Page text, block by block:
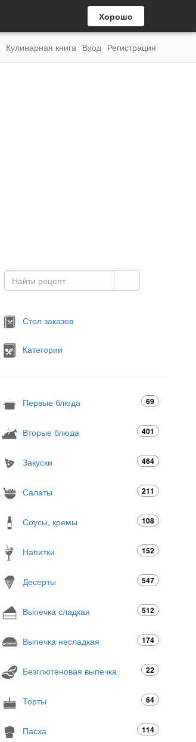
Хорошо
Кулинарная книга Вход Регистрация
Стол заказов
Категории
Первые блюда 69
Вторые блюда 401
Закуски 464
Салаты 211
Соусы, кремы 108
Напитки 152
Десерты 547
Выпечка сладкая 512
Выпечка несладкая 174
Безглютеновая выпечка 22
Торты 64
Пасха 114